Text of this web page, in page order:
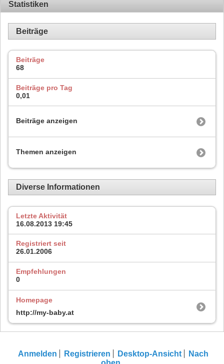
Statistiken
Beiträge
Beiträge
68
Beiträge pro Tag
0,01
Beiträge anzeigen
Themen anzeigen
Diverse Informationen
Letzte Aktivität
16.08.2013 19:45
Registriert seit
26.01.2006
Empfehlungen
0
Homepage
http://my-baby.at
Anmelden Registrieren Desktop-Ansicht
Nach